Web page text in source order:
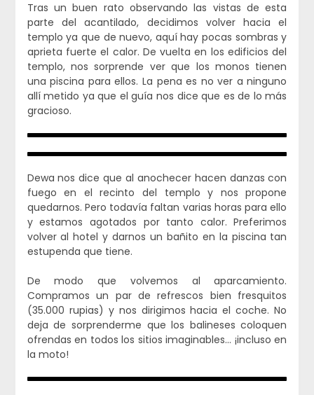
Tras un buen rato observando las vistas de esta
parte del acantilado, decidimos volver hacia el
templo ya que de nuevo, aquí hay pocas sombras y
aprieta fuerte el calor. De vuelta en los edificios del
templo, nos sorprende ver que los monos tienen
una piscina para ellos. La pena es no ver a ninguno
allí metido ya que el guía nos dice que es de lo más
gracioso.
Dewa nos dice que al anochecer hacen danzas con
fuego en el recinto del templo y nos propone
quedarnos. Pero todavía faltan varias horas para ello
y estamos agotados por tanto calor. Preferimos
volver al hotel y darnos un bañito en la piscina tan
estupenda que tiene.
De modo que volvemos al aparcamiento.
Compramos un par de refrescos bien fresquitos
(35.000 rupias) y nos dirigimos hacia el coche. No
deja de sorprenderme que los balineses coloquen
ofrendas en todos los sitios imaginables… ¡incluso en
la moto!